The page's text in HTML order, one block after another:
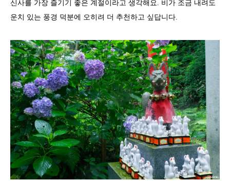
신사를 가장 즐기기 좋은 계절이라고 생각해요. 비가 조금 내려도
운치 있는 풍경 덕분에 오히려 더 추천하고 싶답니다.